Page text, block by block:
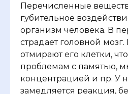
Перечисленные
губительное
организм человека. В
страдает головной
отмирают его клетки,
проблемам с памятью,
концентрацией и пр. У
замедляется реакция,